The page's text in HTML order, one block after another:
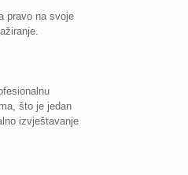
pravo na svoje
što je jedan
izvještavanje